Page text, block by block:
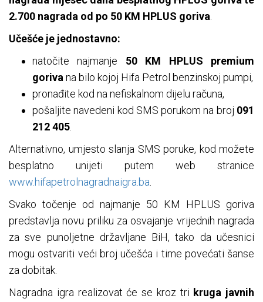
2.700 nagrada od po 50 KM HPLUS goriva.
Učešće je jednostavno:
natočite najmanje 50 KM HPLUS premium
gorivana bilo kojoj Hifa Petrol benzinskoj pumpi,
pronađite kod na nefiskalnom dijelu računa,
pošaljite navedeni kod SMS porukom na broj 091
212 405.
Alternativno, umjesto slanja SMS poruke, kod možete
besplatno unijeti putem web stranice
www.hifapetrolnagradnaigra.ba.
Svako točenje od najmanje 50 KM HPLUS goriva
predstavlja novu priliku za osvajanje vrijednih nagrada
za sve punoljetne državljane BiH, tako da učesnici
mogu ostvariti veći broj učešća i time povećati šanse
za dobitak.
Nagradna igra realizovat će se kroz tri kruga javnih